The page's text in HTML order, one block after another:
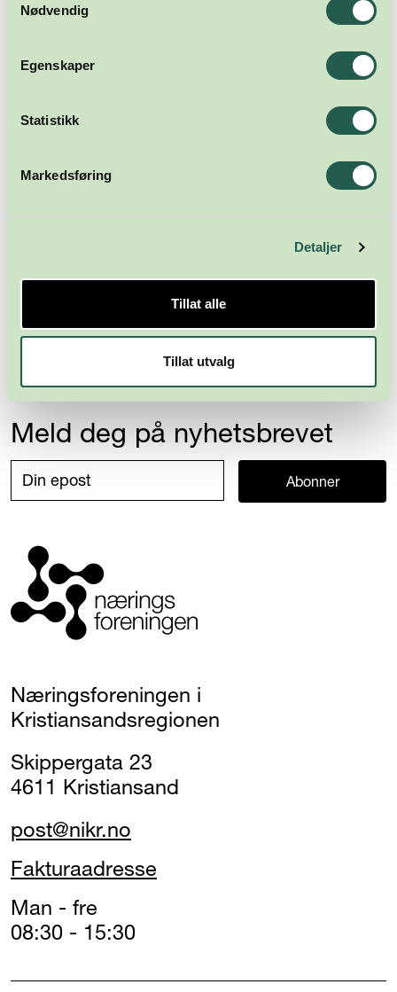
Nødvendig
Egenskaper
Statistikk
Markedsføring
Detaljer
Tillat alle
Tillat utvalg
Meld deg på nyhetsbrevet
Abonner
Næringsforeningen i
Kristiansandsregionen
Skippergata 23
4611 Kristiansand
post@nikr.no
Fakturaadresse
Man - fre
08:30 - 15:30